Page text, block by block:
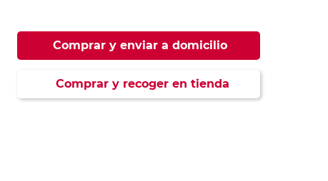
Comprar y enviar a domicilio
Comprar y recoger en tienda